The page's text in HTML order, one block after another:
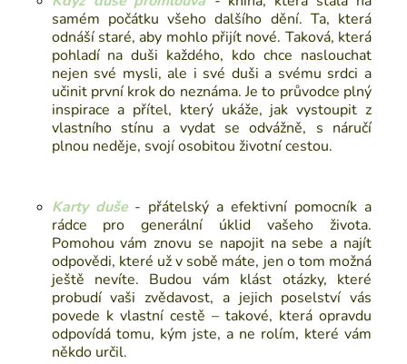
samém počátku všeho dalšího dění. Ta, která
odnáší staré, aby mohlo přijít nové. Taková, která
pohladí na duši každého, kdo chce naslouchat
nejen své mysli, ale i své duši a svému srdci a
učinit první krok do neznáma. Je to průvodce plný
inspirace a přítel, který ukáže, jak vystoupit z
vlastního stínu a vydat se odvážně, s náručí
plnou neděje, svojí osobitou životní cestou.
Karty duše - přátelský a efektivní pomocník a
rádce pro generální úklid vašeho života.
Pomohou vám znovu se napojit na sebe a najít
odpovědi, které už v sobě máte, jen o tom možná
ještě nevíte. Budou vám klást otázky, které
probudí vaši zvědavost, a jejich poselství vás
povede k vlastní cestě – takové, která opravdu
odpovídá tomu, kým jste, a ne rolím, které vám
někdo určil.